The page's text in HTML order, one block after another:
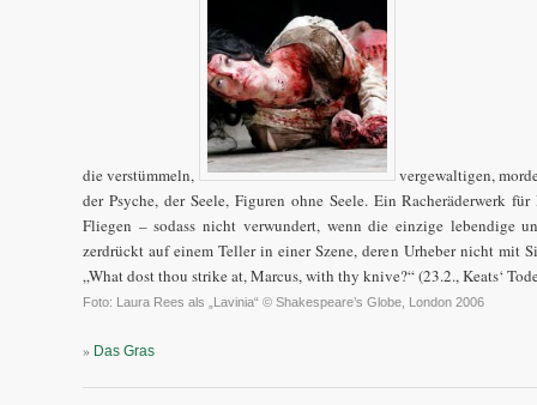
die verstümmeln,
vergewaltigen,
der Psyche, der Seele, Figuren ohne Seele. Ein Racheräderwerk
Fliegen – sodass nicht verwundert, wenn die einzige lebendige
zerdrückt auf einem Teller in einer Szene, deren Urheber nicht mit
„What dost thou strike at, Marcus, with thy knive?“ (23.2., Keats‘
Foto: Laura Rees als „Lavinia“ © Shakespeare’s Globe, London 2006
» Das Gras